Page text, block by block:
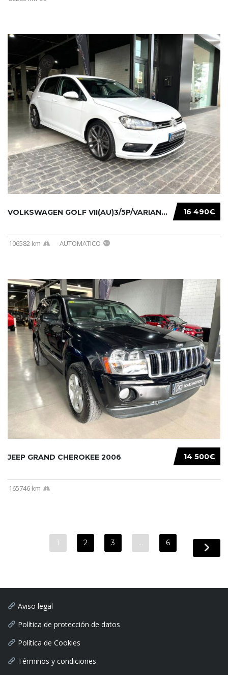
16 490€
VOLKSWAGEN GOLF VII(AU)3/5P/VARIANT(12-16 20...
106582 km AUTOMATICO
14 500€
JEEP GRAND CHEROKEE 2006
165746 km
1 2 3 … 6
Aviso legal
Política de protección de datos
Política de Cookies
Términos y condiciones